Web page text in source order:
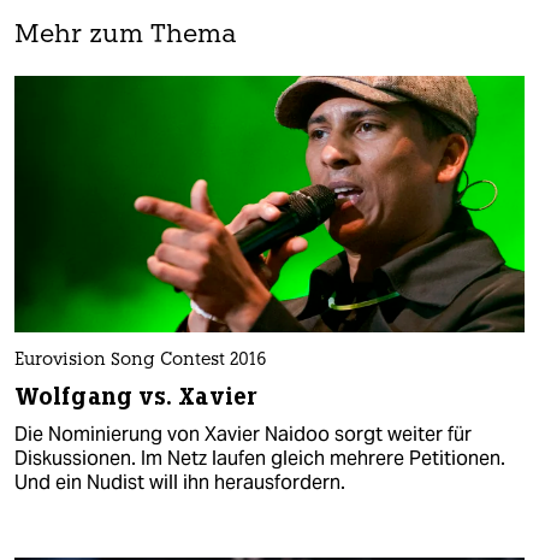
Mehr zum Thema
Eurovision Song Contest 2016
Wolfgang vs. Xavier
Die Nominierung von Xavier Naidoo sorgt weiter für
Diskussionen. Im Netz laufen gleich mehrere Petitionen.
Und ein Nudist will ihn herausfordern.